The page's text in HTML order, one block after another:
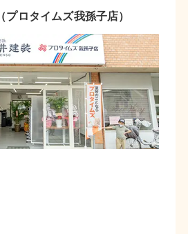
（プロタイムズ我孫子店）